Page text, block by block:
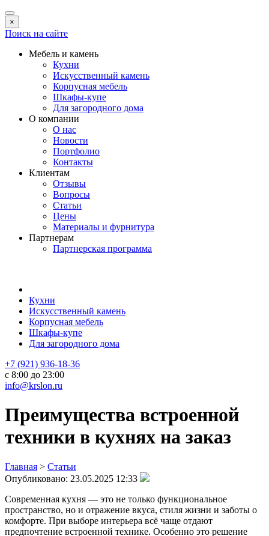
×
Поиск на сайте
Мебель и камень
Кухни
Искусственный камень
Корпусная мебель
Шкафы-купе
Для загородного дома
О компании
О нас
Новости
Портфолио
Контакты
Клиентам
Отзывы
Вопросы
Статьи
Цены
Материалы и фурнитура
Партнерам
Партнерская программа
Кухни
Искусственный камень
Корпусная мебель
Шкафы-купе
Для загородного дома
+7 (921) 936-18-36
с 8:00 до 23:00
info@krslon.ru
Преимущества встроенной
техники в кухнях на заказ
Главная > Статьи
Опубликовано: 23.05.2025 12:33
Современная кухня — это не только функциональное
пространство, но и отражение вкуса, стиля жизни и заботы о
комфорте. При выборе интерьера всё чаще отдают
предпочтение встроенной технике. Особенно это решение